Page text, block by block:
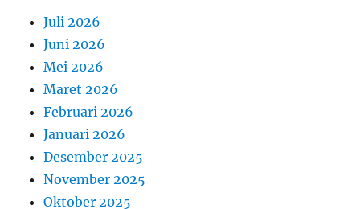
Juli 2026
Juni 2026
Mei 2026
Maret 2026
Februari 2026
Januari 2026
Desember 2025
November 2025
Oktober 2025